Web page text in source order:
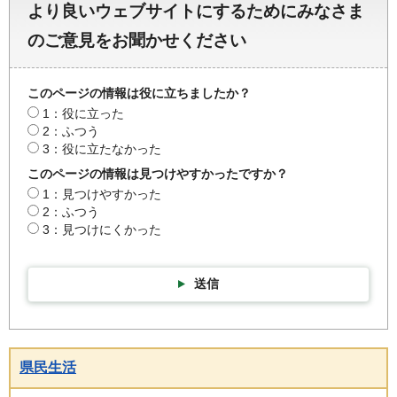
より良いウェブサイトにするためにみなさま
のご意見をお聞かせください
このページの情報は役に立ちましたか？
1：役に立った
2：ふつう
3：役に立たなかった
このページの情報は見つけやすかったですか？
1：見つけやすかった
2：ふつう
3：見つけにくかった
送信
県民生活